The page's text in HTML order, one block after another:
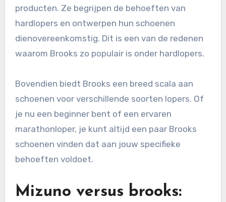
producten. Ze begrijpen de behoeften van
hardlopers en ontwerpen hun schoenen
dienovereenkomstig. Dit is een van de redenen
waarom Brooks zo populair is onder hardlopers.
Bovendien biedt Brooks een breed scala aan
schoenen voor verschillende soorten lopers. Of
je nu een beginner bent of een ervaren
marathonloper, je kunt altijd een paar Brooks
schoenen vinden dat aan jouw specifieke
behoeften voldoet.
Mizuno versus brooks: